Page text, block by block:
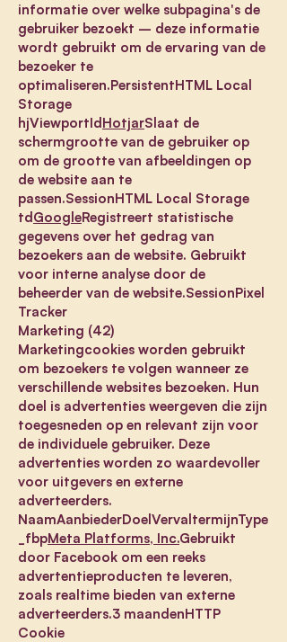
informatie over welke subpagina's de
gebruiker bezoekt – deze informatie
wordt gebruikt om de ervaring van de
bezoeker te
optimaliseren.PersistentHTML Local
Storage
hjViewportIdHotjarSlaat de
schermgrootte van de gebruiker op
om de grootte van afbeeldingen op
de website aan te
passen.SessionHTML Local Storage
tdGoogleRegistreert statistische
gegevens over het gedrag van
bezoekers aan de website. Gebruikt
voor interne analyse door de
beheerder van de website.SessionPixel
Tracker
Marketing (42)
Marketingcookies worden gebruikt
om bezoekers te volgen wanneer ze
verschillende websites bezoeken. Hun
doel is advertenties weergeven die zijn
toegesneden op en relevant zijn voor
de individuele gebruiker. Deze
advertenties worden zo waardevoller
voor uitgevers en externe
adverteerders.
NaamAanbiederDoelVervaltermijnType
_fbpMeta Platforms, Inc.Gebruikt
door Facebook om een reeks
advertentieproducten te leveren,
zoals realtime bieden van externe
adverteerders.3 maandenHTTP
Cookie